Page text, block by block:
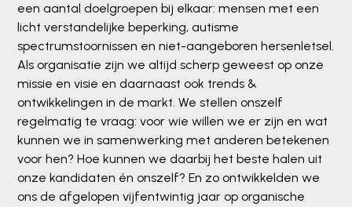
een aantal doelgroepen bij elkaar: mensen met een
licht verstandelijke beperking, autisme
spectrumstoornissen en niet-aangeboren hersenletsel.
Als organisatie zijn we altijd scherp geweest op onze
missie en visie en daarnaast ook trends &
ontwikkelingen in de markt. We stellen onszelf
regelmatig te vraag: voor wie willen we er zijn en wat
kunnen we in samenwerking met anderen betekenen
voor hen? Hoe kunnen we daarbij het beste halen uit
onze kandidaten én onszelf? En zo ontwikkelden we
ons de afgelopen vijfentwintig jaar op organische